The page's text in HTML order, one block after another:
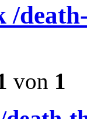
von 1